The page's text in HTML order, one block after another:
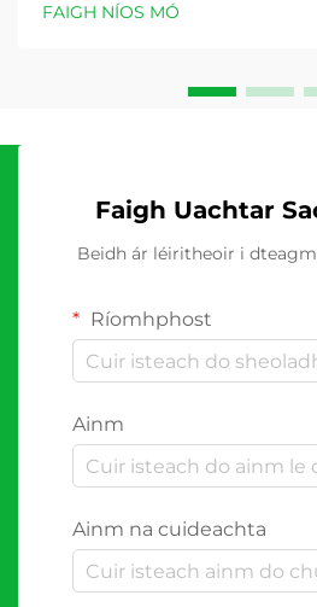
FAIGH NÍOS MÓ
Faigh Uachtar
Beidh ár léiritheoir i
Ríomhphost
Ainm
Ainm na cuideachta